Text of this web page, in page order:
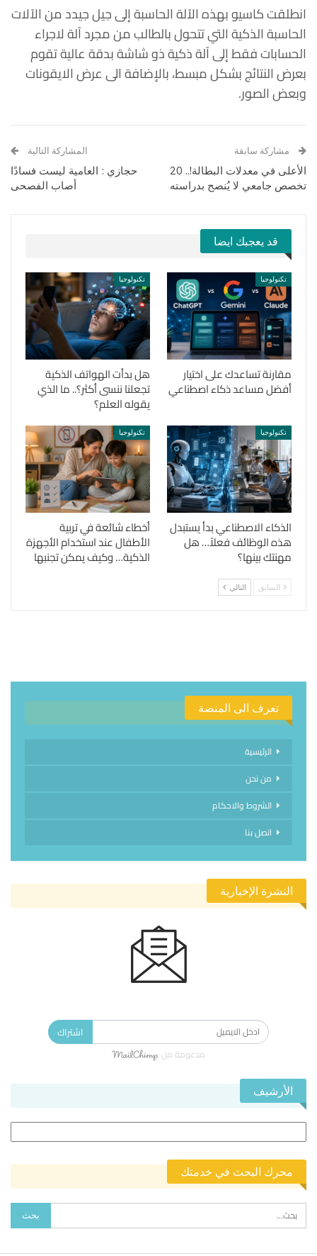
انطلقت كاسيو بهذه الآلة الحاسبة إلى جيل جيدد من الآلات
الحاسبة الذكية التي تتحول بالطالب من مجرد آلة لاجراء
الحسابات فقط إلى آلة ذكية ذو شاشة بدقة عالية تقوم
بعرض النتائج بشكل مبسط، بالإضافة الى عرض الايقونات
وبعض الصور.
مشاركة سابقة
الأعلى في معدلات البطالة!.. 20
تخصص جامعي لا يُنصح بدراسته
المشاركة التالية
حجازي : العامية ليست فسادًا
أصاب الفصحى
قد يعجبك ايضا
تكنولوجيا
مقارنة تساعدك على اختيار
أفضل مساعد ذكاء اصطناعي
تكنولوجيا
هل بدأت الهواتف الذكية
تجعلنا ننسى أكثر؟.. ما الذي
يقوله العلم؟
تكنولوجيا
الذكاء الاصطناعي بدأ يستبدل
هذه الوظائف فعلاً… هل
مهنتك بينها؟
تكنولوجيا
أخطاء شائعة في تربية
الأطفال عند استخدام الأجهزة
الذكية… وكيف يمكن تجنبها
السابق التالي
تعرف الى المنصة
الرئيسية
من نحن
الشروط والاحكام
اتصل بنا
النشرة الإخبارية
اشتراك
مدعومة من
الأرشيف
محرك البحث في خدمتك